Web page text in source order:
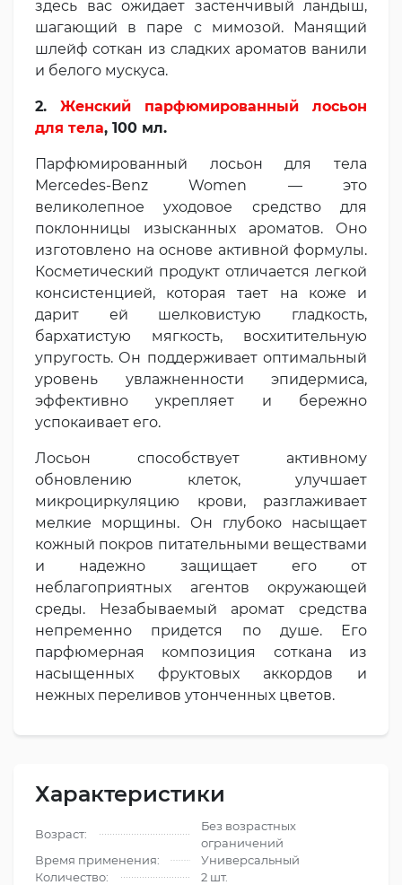
здесь вас ожидает застенчивый ландыш,
шагающий в паре с мимозой. Манящий
шлейф соткан из сладких ароматов ванили
и белого мускуса.
2. Женский парфюмированный лосьон
для тела, 100 мл.
Парфюмированный лосьон для тела
Mercedes-Benz Women — это
великолепное уходовое средство для
поклонницы изысканных ароматов. Оно
изготовлено на основе активной формулы.
Косметический продукт отличается легкой
консистенцией, которая тает на коже и
дарит ей шелковистую гладкость,
бархатистую мягкость, восхитительную
упругость. Он поддерживает оптимальный
уровень увлажненности эпидермиса,
эффективно укрепляет и бережно
успокаивает его.
Лосьон способствует активному
обновлению клеток, улучшает
микроциркуляцию крови, разглаживает
мелкие морщины. Он глубоко насыщает
кожный покров питательными веществами
и надежно защищает его от
неблагоприятных агентов окружающей
среды. Незабываемый аромат средства
непременно придется по душе. Его
парфюмерная композиция соткана из
насыщенных фруктовых аккордов и
нежных переливов утонченных цветов.
Характеристики
Возраст:
Без возрастных
ограничений
Время применения:
Универсальный
Количество:
2 шт.